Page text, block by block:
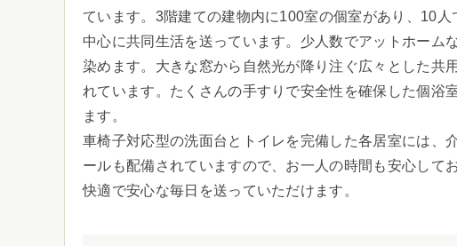
ています。3階建ての建物内に100室の個室があり、10
中心に共同生活を送っています。少人数でアットホーム
染めます。大きな窓から自然光が降り注ぐ広々とした共
れています。たくさんの手すりで安全性を確保した個浴
ます。
車椅子対応型の洗面台とトイレを完備した各居室には、
ールも配備されていますので、お一人の時間も安心して
快適で安心な毎日を送っていただけます。